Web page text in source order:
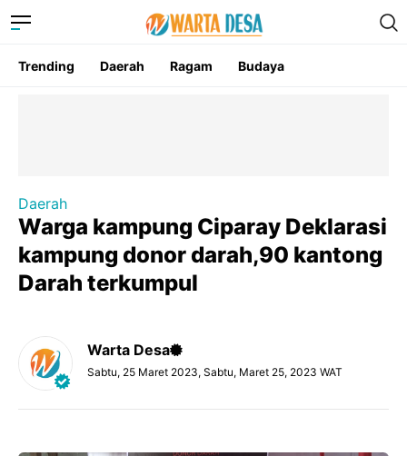
Trending Daerah Ragam Budaya
Daerah
Warga kampung Ciparay Deklarasi
kampung donor darah,90 kantong
Darah terkumpul
Warta Desa
Sabtu, 25 Maret 2023, Sabtu, Maret 25, 2023 WAT